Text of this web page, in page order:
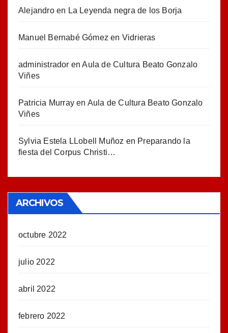
Alejandroen La Leyenda negra de los Borja
Manuel Bernabé Gómez en Vidrieras
administrador enAula de Cultura Beato Gonzalo
Viñes
Patricia Murray en Aula de Cultura Beato Gonzalo
Viñes
Sylvia Estela LLobell Muñoz en Preparando la
fiesta del Corpus Christi…
ARCHIVOS
octubre 2022
julio 2022
abril 2022
febrero 2022